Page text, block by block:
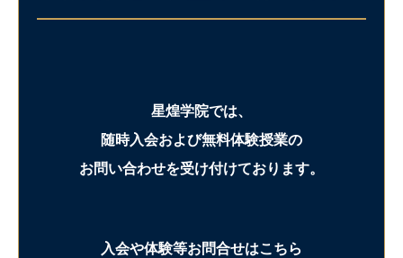
星煌学院では、
随時入会および無料体験授業の
お問い合わせを受け付けております。
入会や体験等お問合せはこちら